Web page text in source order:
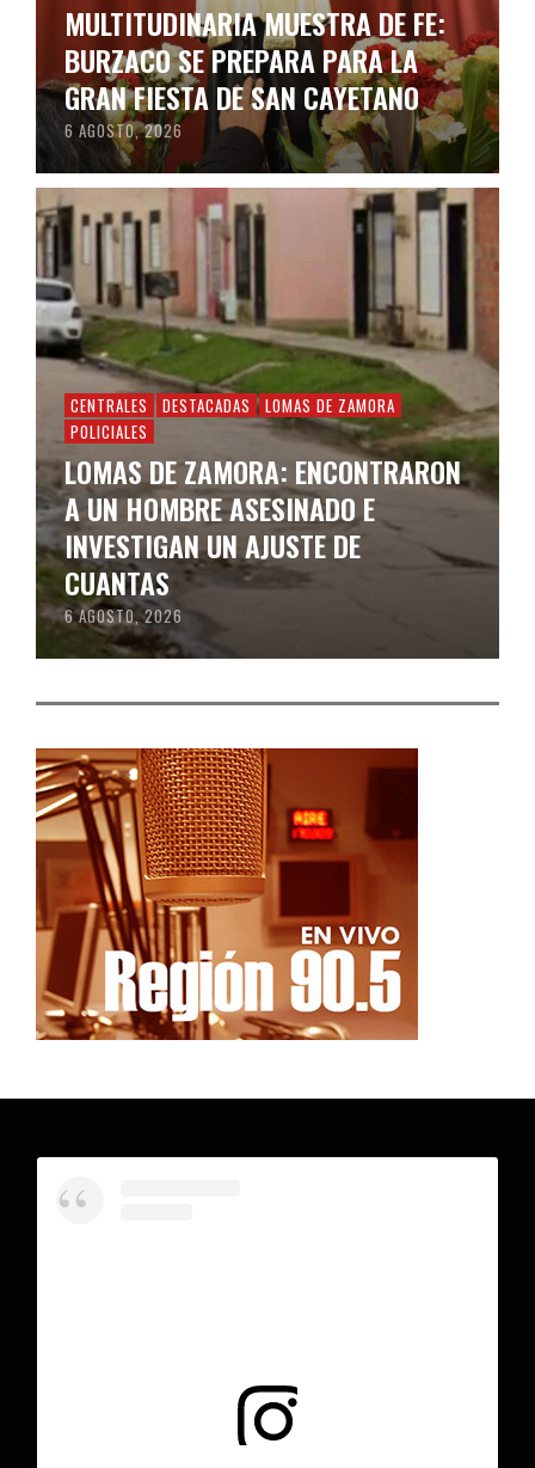
MULTITUDINARIA MUESTRA DE FE:
BURZACO SE PREPARA PARA LA
GRAN FIESTA DE SAN CAYETANO
6 AGOSTO, 2026
CENTRALES DESTACADAS
LOMAS DE ZAMORA
POLICIALES
LOMAS DE ZAMORA: ENCONTRARON
A UN HOMBRE ASESINADO E
INVESTIGAN UN AJUSTE DE
CUANTAS
6 AGOSTO, 2026